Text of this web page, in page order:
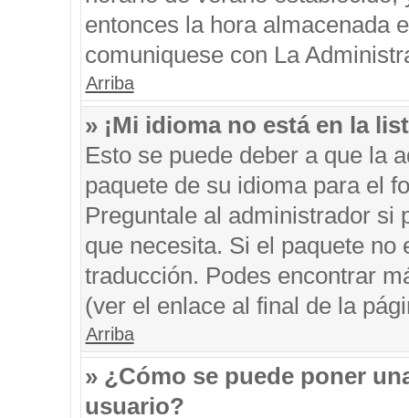
entonces la hora almacenada
comuniquese con La
Arriba
» ¡Mi idioma no está en la
Esto se puede deber a que la
paquete de su idioma para el
Preguntale al administrador si
que necesita. Si el paquete
traducción. Podes encontrar
(ver el enlace al final de la
Arriba
» ¿Cómo se puede poner
usuario?